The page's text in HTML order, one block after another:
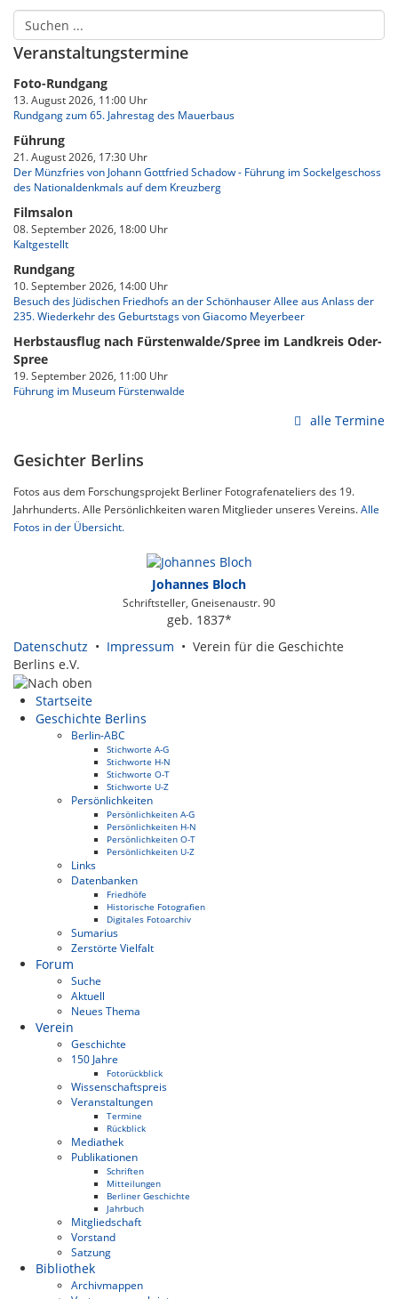
Veranstaltungstermine
Foto-Rundgang
13. August 2026, 11:00 Uhr
Rundgang zum 65. Jahrestag des Mauerbaus
Führung
21. August 2026, 17:30 Uhr
Der Münzfries von Johann Gottfried Schadow - Führung im Sockelgeschoss
des Nationaldenkmals auf dem Kreuzberg
Filmsalon
08. September 2026, 18:00 Uhr
Kaltgestellt
Rundgang
10. September 2026, 14:00 Uhr
Besuch des Jüdischen Friedhofs an der Schönhauser Allee aus Anlass der
235. Wiederkehr des Geburtstags von Giacomo Meyerbeer
Herbstausflug nach Fürstenwalde/Spree im Landkreis Oder-
Spree
19. September 2026, 11:00 Uhr
Führung im Museum Fürstenwalde
alle Termine
Gesichter Berlins
Fotos aus dem Forschungsprojekt Berliner Fotografenateliers des 19.
Jahrhunderts. Alle Persönlichkeiten waren Mitglieder unseres Vereins. Alle
Fotos in der Übersicht.
Johannes Bloch
Schriftsteller, Gneisenaustr. 90
geb. 1837*
Datenschutz • Impressum • Verein für die Geschichte
Berlins e.V.
Startseite
Geschichte Berlins
Berlin-ABC
Stichworte A-G
Stichworte H-N
Stichworte O-T
Stichworte U-Z
Persönlichkeiten
Persönlichkeiten A-G
Persönlichkeiten H-N
Persönlichkeiten O-T
Persönlichkeiten U-Z
Links
Datenbanken
Friedhöfe
Historische Fotografien
Digitales Fotoarchiv
Sumarius
Zerstörte Vielfalt
Forum
Suche
Aktuell
Neues Thema
Verein
Geschichte
150 Jahre
Fotorückblick
Wissenschaftspreis
Veranstaltungen
Termine
Rückblick
Mediathek
Publikationen
Schriften
Mitteilungen
Berliner Geschichte
Jahrbuch
Mitgliedschaft
Vorstand
Satzung
Bibliothek
Archivmappen